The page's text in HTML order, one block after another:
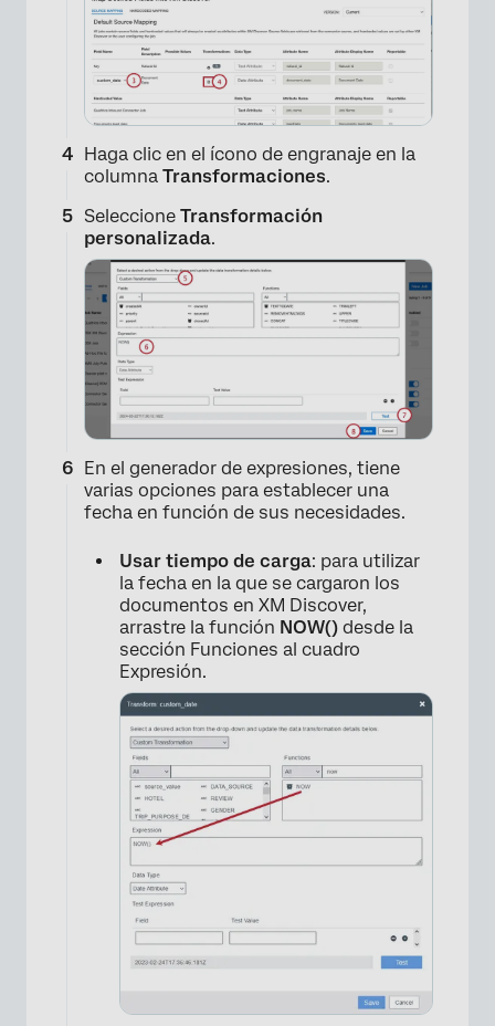
Haga clic en el ícono de engranaje en la
columna Transformaciones.
Seleccione Transformación
personalizada.
En el generador de expresiones, tiene
varias opciones para establecer una
fecha en función de sus necesidades.
Usar tiempo de carga: para utilizar
la fecha en la que se cargaron los
documentos en XM Discover,
arrastre la función NOW() desde la
sección Funciones al cuadro
Expresión.